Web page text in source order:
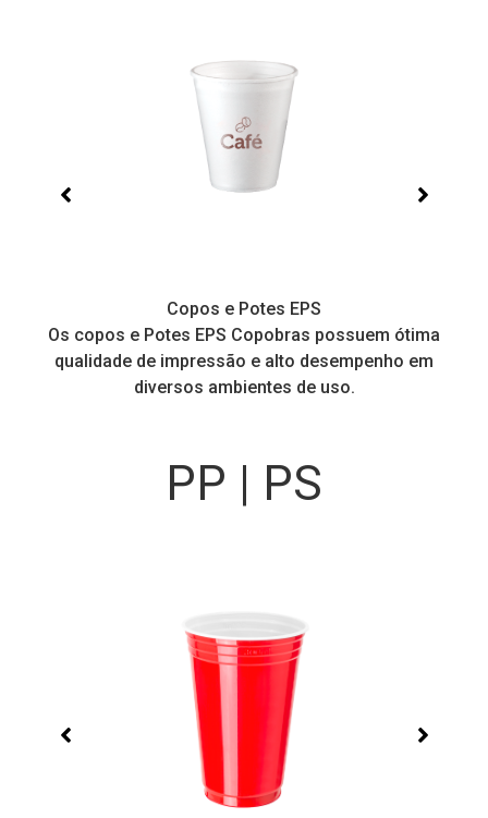
Copos e Potes EPS
Os copos e Potes EPS Copobras possuem ótima
qualidade de impressão e alto desempenho em
diversos ambientes de uso.
PP | PS